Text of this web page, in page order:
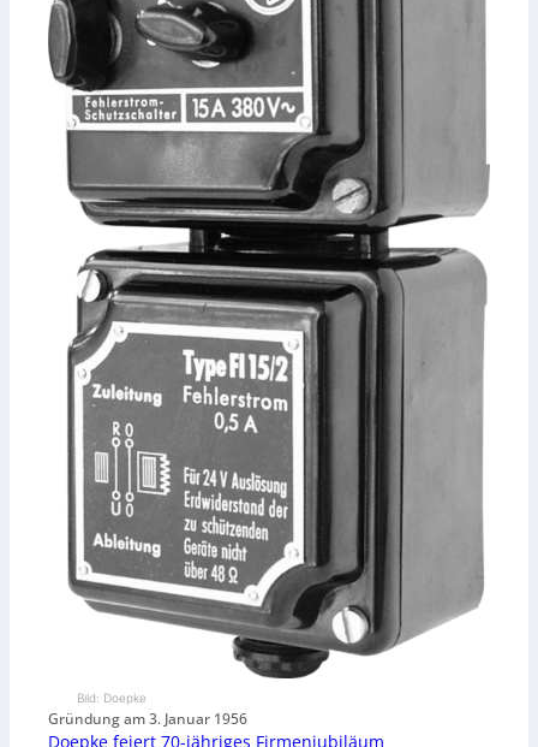
Bild: Doepke
Gründung am 3. Januar 1956
Doepke feiert 70-jähriges Firmenjubiläum